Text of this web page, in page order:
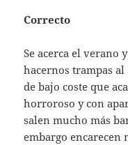
Correcto
Se acerca el verano
hacernos trampas
de bajo coste que
horroroso y con
salen mucho más
embargo encarecen